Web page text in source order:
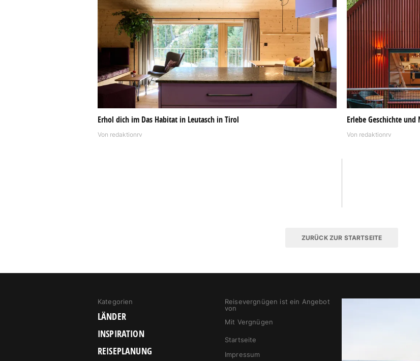
Erhol dich im Das Habitat in Leutasch in Tirol
Von redaktionrv
Erlebe Geschichte
Von redaktionrv
ZURÜCK ZUR STARTSEITE
Kategorien
LÄNDER
INSPIRATION
REISEPLANUNG
Reisevergnügen ist ein Angebot
von
Mit Vergnügen
Startseite
Impressum